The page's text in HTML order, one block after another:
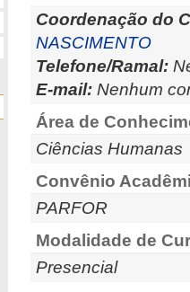
Coordenação do
NASCIMENTO
Telefone/Ramal:
E-mail: Nenhum
Área de
Ciências Humanas
Convênio
PARFOR
Modalidade de
Presencial